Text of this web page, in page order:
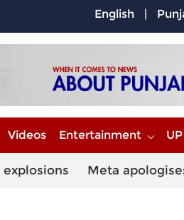
English |
Videos Entertainment
explosions Meta